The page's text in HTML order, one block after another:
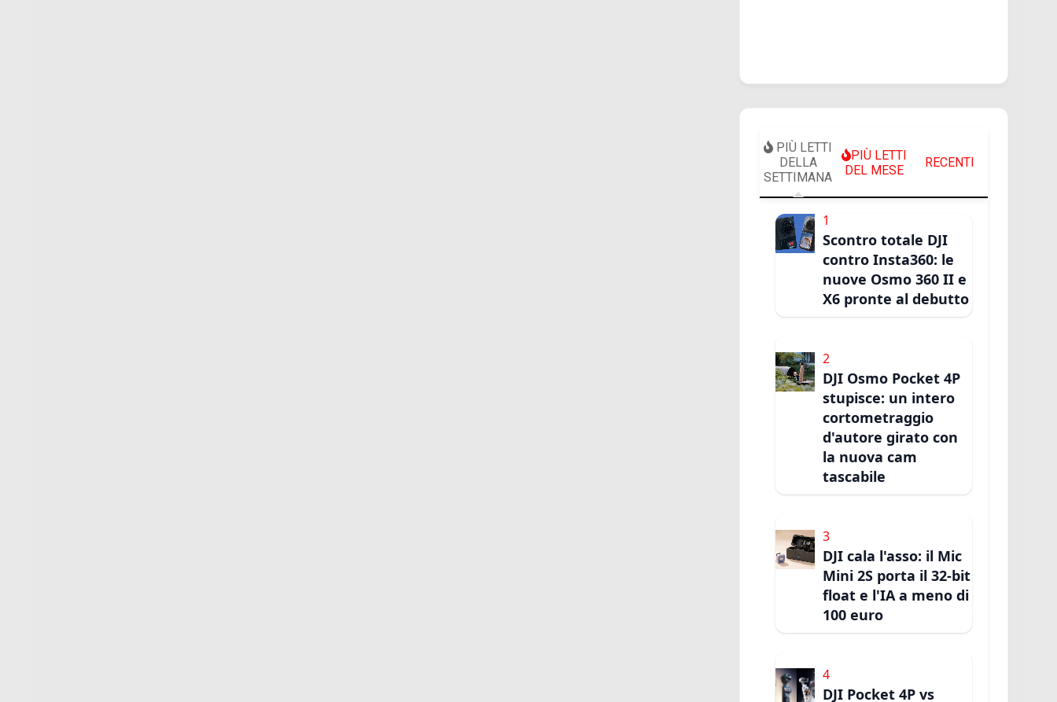
PIÙ LETTI
DELLA
SETTIMANA
PIÙ LETTI
DEL MESE
RECENTI
1
Scontro totale DJI
contro Insta360: le
nuove Osmo 360 II e
X6 pronte al debutto
2
DJI Osmo Pocket 4P
stupisce: un intero
cortometraggio
d'autore girato con
la nuova cam
tascabile
3
DJI cala l'asso: il Mic
Mini 2S porta il 32-bit
float e l'IA a meno di
100 euro
4
DJI Pocket 4P vs